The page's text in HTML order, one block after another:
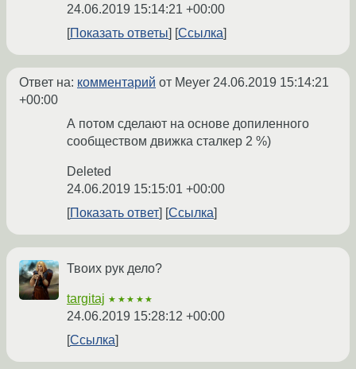
24.06.2019 15:14:21 +00:00
Показать ответы
Ссылка
Ответ на: комментарий от Meyer 24.06.2019 15:14:21
+00:00
А потом сделают на основе допиленного
сообществом движка сталкер 2 %)
Deleted
24.06.2019 15:15:01 +00:00
Показать ответ
Ссылка
Твоих рук дело?
targitaj ★★★★★
24.06.2019 15:28:12 +00:00
Ссылка